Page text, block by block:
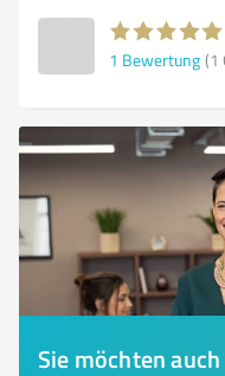
1 Bewertung (1
Sie möchten